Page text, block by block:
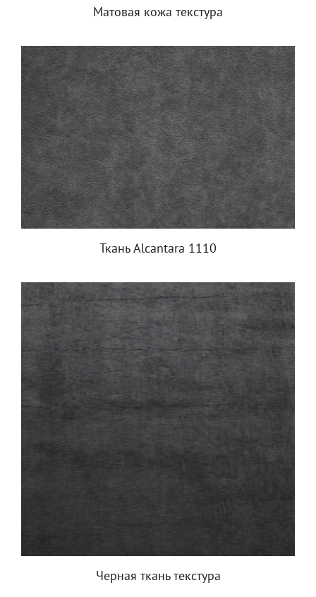
Матовая кожа текстура
Ткань Alcantara 1110
Черная ткань текстура